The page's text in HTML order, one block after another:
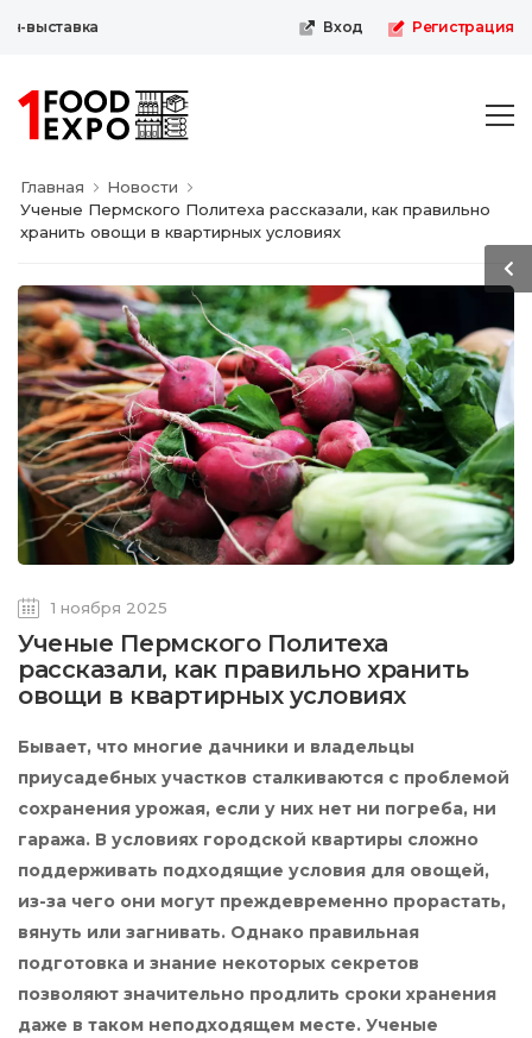
Вход Регистрация
Главная
Новости
Ученые Пермского Политеха рассказали, как правильно
хранить овощи в квартирных условиях
1 ноября 2025
Ученые Пермского Политеха
рассказали, как правильно хранить
овощи в квартирных условиях
Бывает, что многие дачники и владельцы
приусадебных участков сталкиваются с проблемой
сохранения урожая, если у них нет ни погреба, ни
гаража. В условиях городской квартиры сложно
поддерживать подходящие условия для овощей,
из-за чего они могут преждевременно прорастать,
вянуть или загнивать. Однако правильная
подготовка и знание некоторых секретов
позволяют значительно продлить сроки хранения
даже в таком неподходящем месте. Ученые